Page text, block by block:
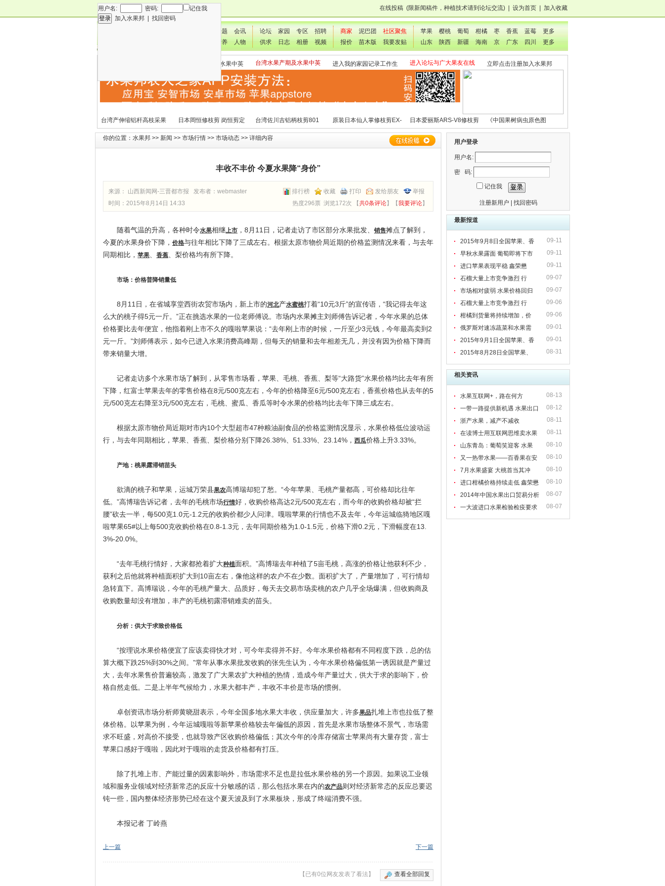
用户名: 密码:
记住我
加入水果邦
找回密码
在线投稿 (限新闻稿件，种植技术请到论坛交流) 设为首页 加入收藏
专题
会讯
营养 人物
论坛 家园 专区
招聘
供求
日志 相册 视频
商家 泥巴团
社区聚焦
报价
苗木版 我要发贴
苹果 樱桃 葡萄 柑橘 枣 香蕉 蓝莓
更多
山东
陕西 新疆 海南 京 广东 四川 更多
国外水果产期及水果中英
台湾水果产期及水果中英
文表
进入我的家园记录工作生
进入论坛与广大果友在线
交流
立即点击注册加入水果邦
台湾产伸缩铝杆高枝采果
剪2270#
日本岡恒修枝剪 岗恒剪定
铗200
台湾佐川吉铝柄枝剪801
（欧洲款式）
原装日本仙人掌修枝剪EX-
3
日本爱丽斯ARS-V8修枝剪
《中国果树病虫原色图
鉴》
你的位置： 水果邦 >> 新闻 >> 市场行情 >> 市场动态 >> 详细内容
丰收不丰价 今夏水果降“身价”
排行榜 收藏 打印 发给朋友 举报
来源： 山西新闻网-三晋都市报 发布者： webmaster
热度296票 浏览172次 【共0条评论】【我要评论】
时间：2015年8月14日 14:33
随着气温的升高，各种时令水果相继上市 ，8月11日，记者走访了市区部分水果批发、 销售摊点了解到，
今夏的水果身价下降， 价格与往年相比下降了三成左右。根据太原市物价局近期的价格监测情况来看，与去年
同期相比， 苹果 香蕉 、梨价格均有所下降。
市场：价格普降销量低
8月11日，在省城享堂西街农贸市场内，新上市的河北产水蜜桃打着“10元3斤”的宣传语，“我记得去年这
么大的桃子得5元一斤。”正在挑选水果的一位老师傅说。市场内水果摊主刘师傅告诉记者，今年水果的总体
价格要比去年便宜，他指着刚上市不久的嘎啦苹果说：“去年刚上市的时候，一斤至少3元钱，今年最高卖到2
元一斤。”刘师傅表示，如今已进入水果消费高峰期，但每天的销量和去年相差无几，并没有因为价格下降而
带来销量大增。
记者走访多个水果市场了解到，从零售市场看，苹果、毛桃、香蕉、梨等“大路货”水果价格均比去年有所
下降，红富士苹果去年的零售价格在8元/500克左右，今年的价格降至6元/500克左右，香蕉价格也从去年的5
元/500克左右降至3元/500克左右，毛桃、蜜瓜、香瓜等时令水果的价格均比去年下降三成左右。
根据太原市物价局近期对市内10个大型超市47种粮油副食品的价格监测情况显示，水果价格低位波动运
行，与去年同期相比，苹果、香蕉、梨价格分别下降26.38%、51.33%、23.14%， 西瓜价格上升3.33%。
产地：桃果露滞销苗头
欲滴的桃子和苹果，运城万荣县果农高博瑞却犯了愁。“今年苹果、毛桃产量都高，可价格却比往年
低。”高博瑞告诉记者，去年的毛桃市场行情好，收购价格高达2元/500克左右，而今年的收购价格却被“拦
腰”砍去一半，每500克1.0元-1.2元的收购价都少人问津。嘎啦苹果的行情也不及去年，今年运城临猗地区嘎
啦苹果65#以上每500克收购价格在0.8-1.3元，去年同期价格为1.0-1.5元，价格下滑0.2元，下滑幅度在13.
3%-20.0%。
“去年毛桃行情好，大家都抢着扩大种植面积。”高博瑞去年种植了5亩毛桃，高涨的价格让他获利不少，
获利之后他就将种植面积扩大到10亩左右，像他这样的农户不在少数。面积扩大了，产量增加了，可行情却
急转直下。高博瑞说，今年的毛桃产量大、品质好，每天去交易市场卖桃的农户几乎全场爆满，但收购商及
收购数量却没有增加，丰产的毛桃初露滞销难卖的苗头。
分析：供大于求致价格低
“按理说水果价格便宜了应该卖得快才对，可今年卖得并不好。今年水果价格都有不同程度下跌，总的估
算大概下跌25%到30%之间。”常年从事水果批发收购的张先生认为，今年水果价格偏低第一诱因就是产量过
大，去年水果售价普遍较高，激发了广大果农扩大种植的热情，造成今年产量过大，供大于求的影响下，价
格自然走低。二是上半年气候给力，水果大都丰产，丰收不丰价是市场的惯例。
卓创资讯市场分析师黄晓甜表示，今年全国多地水果大丰收，供应量加大，许多果品扎堆上市也拉低了整
体价格。以苹果为例，今年运城嘎啦等新苹果价格较去年偏低的原因，首先是水果市场整体不景气，市场需
求不旺盛，对高价不接受，也就导致产区收购价格偏低；其次今年的冷库存储富士苹果尚有大量存货，富士
苹果口感好于嘎啦，因此对于嘎啦的走货及价格都有打压。
除了扎堆上市、产能过量的因素影响外，市场需求不足也是拉低水果价格的另一个原因。如果说工业领
域和服务业领域对经济新常态的反应十分敏感的话，那么包括水果在内的农产品则对经济新常态的反应总要迟
钝一些，国内整体经济形势已经在这个夏天波及到了水果板块，形成了终端消费不强。
本报记者 丁岭燕
上一篇 下一篇
查看全部回复
【已有0位网友发表了看法】
用户登录
用户名:
密 码:
记住我
注册新用户 找回密码
最新报道
09-11
2015年9月8日全国苹果、香
09-11
早秋水果露面 葡萄即将下市
09-11
进口苹果表现平稳 鑫荣懋
09-07
石榴大量上市竞争激烈 行
09-07
市场相对疲弱 水果价格回归
09-06
石榴大量上市竞争激烈 行
09-06
柑橘到货量将持续增加，价
09-01
俄罗斯对速冻蔬菜和水果需
09-01
2015年9月1日全国苹果、香
08-31
2015年8月28日全国苹果、
相关资讯
08-13
水果互联网+，路在何方
08-12
一带一路提供新机遇 水果出口
如何搭便车？
08-11
浙产水果，减产不减收
08-11
在读博士用互联网思维卖水果
引关注
08-10
山东青岛：葡萄笑迎客 水果
奔“钱”途
08-10
又一热带水果——百香果在安
康成功大面积引种
08-10
7月水果盛宴 大桃首当其冲
08-10
进口柑橘价格持续走低 鑫荣懋
发布31周柑橘类水果市场动态
08-07
2014年中国水果出口贸易分析
08-07
一大波进口水果检验检疫要求
公布 韩国葡萄首次获准输华